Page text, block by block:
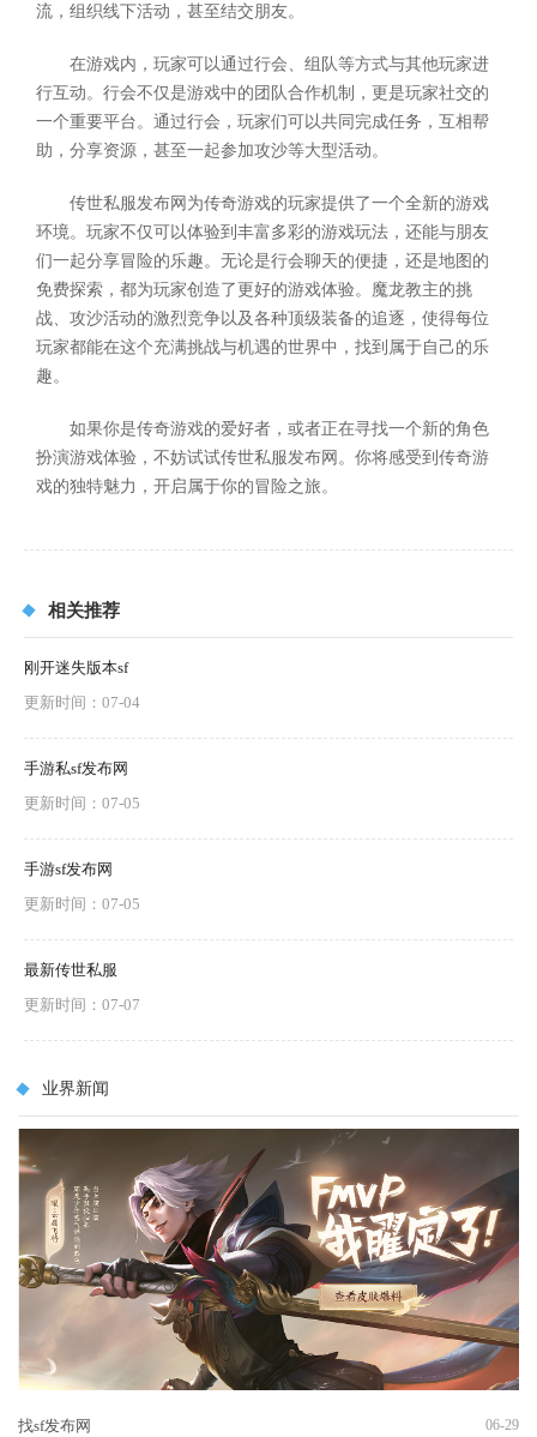
流，组织线下活动，甚至结交朋友。
在游戏内，玩家可以通过行会、组队等方式与其他玩家进
行互动。行会不仅是游戏中的团队合作机制，更是玩家社交的
一个重要平台。通过行会，玩家们可以共同完成任务，互相帮
助，分享资源，甚至一起参加攻沙等大型活动。
传世私服发布网为传奇游戏的玩家提供了一个全新的游戏
环境。玩家不仅可以体验到丰富多彩的游戏玩法，还能与朋友
们一起分享冒险的乐趣。无论是行会聊天的便捷，还是地图的
免费探索，都为玩家创造了更好的游戏体验。魔龙教主的挑
战、攻沙活动的激烈竞争以及各种顶级装备的追逐，使得每位
玩家都能在这个充满挑战与机遇的世界中，找到属于自己的乐
趣。
如果你是传奇游戏的爱好者，或者正在寻找一个新的角色
扮演游戏体验，不妨试试传世私服发布网。你将感受到传奇游
戏的独特魅力，开启属于你的冒险之旅。
相关推荐
刚开迷失版本sf
更新时间：07-04
手游私sf发布网
更新时间：07-05
手游sf发布网
更新时间：07-05
最新传世私服
更新时间：07-07
业界新闻
找sf发布网 06-29